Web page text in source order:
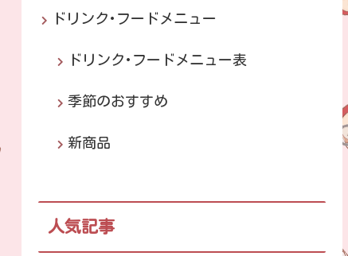
ドリンク･フードメニュー
ドリンク･フードメニュー表
季節のおすすめ
新商品
人気記事